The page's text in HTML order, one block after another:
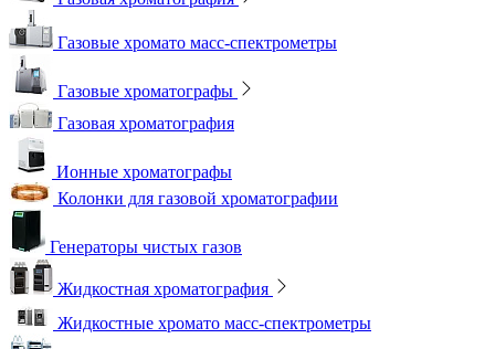
Газовые хромато масс-спектрометры
Газовые хроматографы
Газовая хроматография
Ионные хроматографы
Колонки для газовой хроматографии
Генераторы чистых газов
Жидкостная хроматография
Жидкостные хромато масс-спектрометры